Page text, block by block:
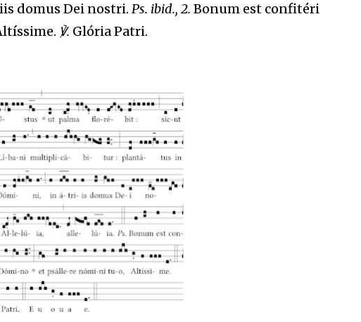
domus Dei nostri. Ps. ibid., 2. Bonum est confitéri
℣. Glória Patri.